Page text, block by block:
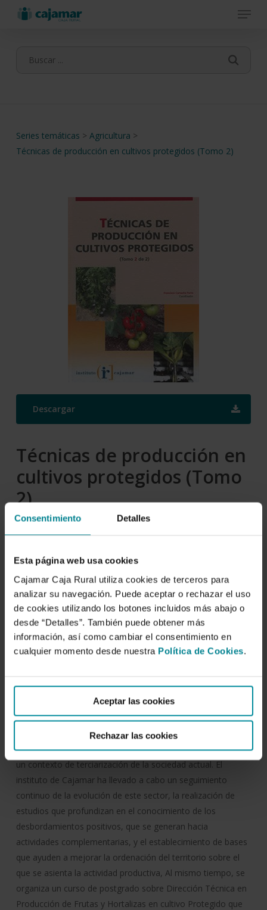
Consentimiento Detalles
Esta página web usa cookies
Cajamar Caja Rural utiliza cookies de terceros para
analizar su navegación. Puede aceptar o rechazar el uso
de cookies utilizando los botones incluidos más abajo o
desde “Detalles”. También puede obtener más
información, así como cambiar el consentimiento en
cualquier momento desde nuestra Política de Cookies.
Aceptar las cookies
Rechazar las cookies
Menu
Series temáticas > Agricultura >
Técnicas de producción en cultivos protegidos (Tomo 2)
Descargar
Técnicas de producción en
cultivos protegidos (Tomo
2)
1 de diciembre de 2003
ISBN:
978-84-955311-7-9
Deposito:
La producción hortofrutícola de invernaderos es la principal
actividad económica en el sureste español, constituyéndose
en elemento claramente diferenciador de este territorio en
un contexto de terciarización de la sociedad actual. El
instituto de Cajamar ha llevado a cabo un seguimiento
continuo de la evolución de este sector, la realización de
estudios que profundizan en el conocimiento de los
desbordamientos positivos, que se generan hacia
actividades complementarias, y el establecimiento de bases
que ayuden a mejorar la ordenación del territorio sobre el
que se asienta la actividad productiva, Al mismo tiempo, se
organiza un curso de postgrado sobre Dirección Técnica en
Producción de Frutas y Hortalizas en cultivo Protegido que